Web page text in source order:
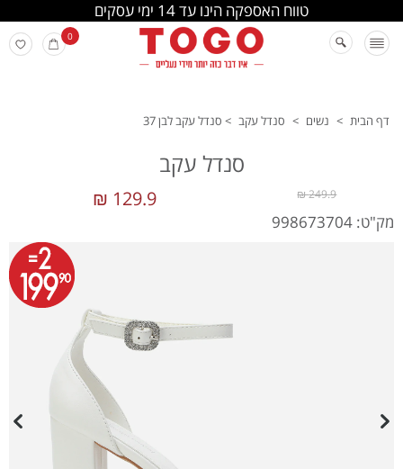
החלפה והחזרה מתבצעת בסניפי הרשת
0
דף הבית > נשים > סנדל עקב > סנדל עקב לבן 37
סנדל עקב
129.9 ₪ 249.9 ₪
מק"ט: 998673704